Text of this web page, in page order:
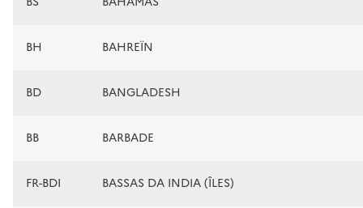
BH BAHREÏN
BD BANGLADESH
BB BARBADE
FR-BDI BASSAS DA INDIA (ÎLES)